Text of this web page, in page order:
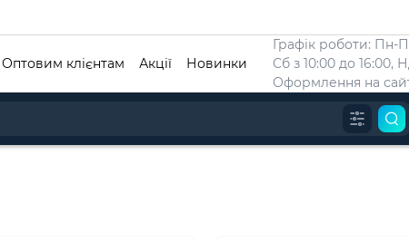
Графік роботи: Пн-
Сб з 10:00 до 16:00,
Оформлення на
Оптовим клієнтам Акції Новинки